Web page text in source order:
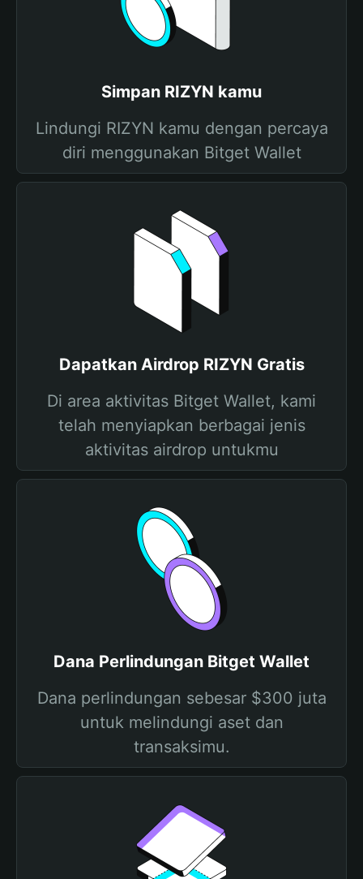
Simpan RIZYN kamu
Lindungi RIZYN kamu dengan percaya
diri menggunakan Bitget Wallet
Dapatkan Airdrop RIZYN Gratis
Di area aktivitas Bitget Wallet, kami
telah menyiapkan berbagai jenis
aktivitas airdrop untukmu
Dana Perlindungan Bitget Wallet
Dana perlindungan sebesar $300 juta
untuk melindungi aset dan
transaksimu.